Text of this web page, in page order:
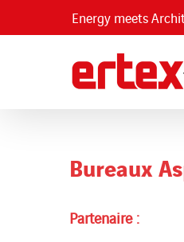
Energy meets
Bureaux
Partenaire :